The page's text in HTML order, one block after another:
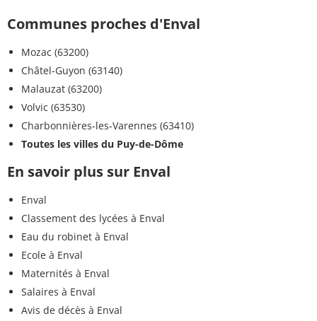
Communes proches d'Enval
Mozac (63200)
Châtel-Guyon (63140)
Malauzat (63200)
Volvic (63530)
Charbonnières-les-Varennes (63410)
Toutes les villes du Puy-de-Dôme
En savoir plus sur Enval
Enval
Classement des lycées à Enval
Eau du robinet à Enval
Ecole à Enval
Maternités à Enval
Salaires à Enval
Avis de décès à Enval